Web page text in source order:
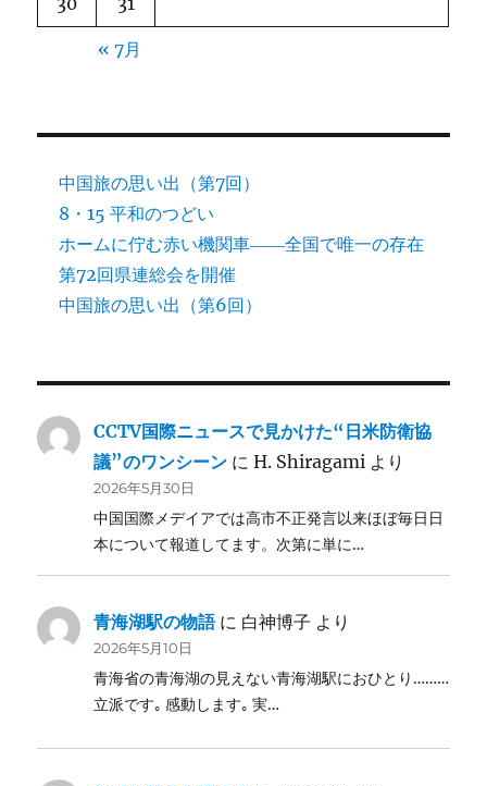
« 7月
中国旅の思い出（第7回）
8・15 平和のつどい
ホームに佇む赤い機関車――全国で唯一の存在
第72回県連総会を開催
中国旅の思い出（第6回）
CCTV国際ニュースで見かけた“日米防衛協
議”のワンシーン にH. Shiragami より
2026年5月30日
中国国際メデイアでは高市不正発言以来ほぼ毎日日
本について報道してます。次第に単に…
青海湖駅の物語に 白神博子 より
2026年5月10日
青海省の青海湖の見えない青海湖駅におひとり………
立派です｡ 感動します｡ 実…